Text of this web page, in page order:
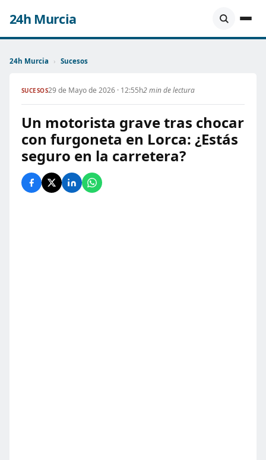
24h Murcia
24h Murcia › Sucesos
SUCESOS29 de Mayo de 2026 · 12:55h2 min de lectura
Un motorista grave tras chocar
con furgoneta en Lorca: ¿Estás
seguro en la carretera?